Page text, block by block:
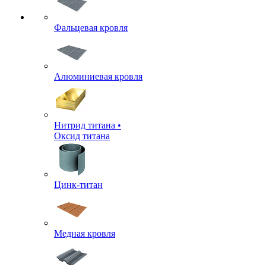
Фальцевая кровля
Алюминиевая кровля
Нитрид титана •
Оксид титана
Цинк-титан
Медная кровля